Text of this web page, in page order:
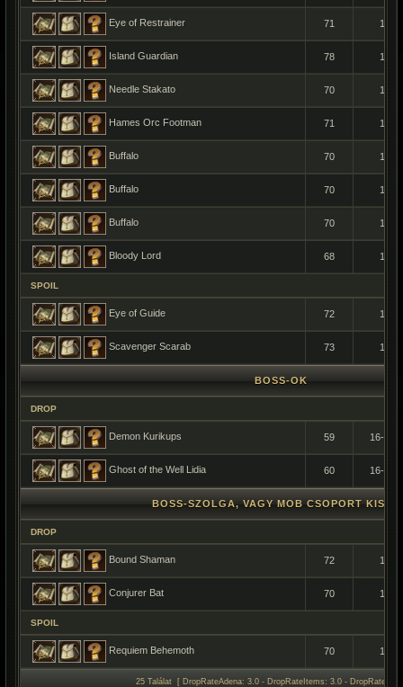
Eye of Restrainer 71 1
Island Guardian 78 1
Needle Stakato 70 1
Hames Orc Footman 71 1
Buffalo 70 1
Buffalo 70 1
Buffalo 70 1
Bloody Lord 68 1
SPOIL
Eye of Guide 72 1
Scavenger Scarab 73 1
BOSS-OK
DROP
Demon Kurikups 59 16-48
Ghost of the Well Lidia 60 16-48
BOSS-SZOLGA, VAGY MOB CSOPORT
DROP
Bound Shaman 72 1
Conjurer Bat 70 1
SPOIL
Requiem Behemoth 70 1
25 Találat [ DropRateAdena: 3.0 - DropRateItems: 3.0 -